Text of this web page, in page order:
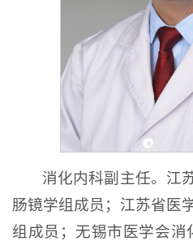
消化内科副主任。江
肠镜学组成员；江苏省医
组成员；无锡市医学会